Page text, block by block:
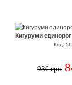
Кигуруми
Код:
930 грн